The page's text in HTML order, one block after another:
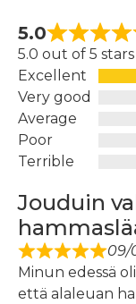
5.0
5.0 out of 5
Excellent
Very good
Average
Poor
Terrible
Jouduin
09/
Minun edessä
että alaleuan